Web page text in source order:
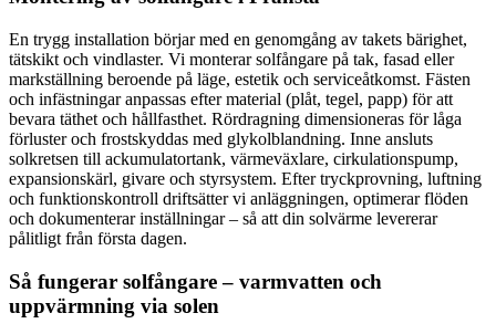
En trygg installation börjar med en genomgång av takets bärighet,
tätskikt och vindlaster. Vi monterar solfångare på tak, fasad eller
markställning beroende på läge, estetik och serviceåtkomst. Fästen
och infästningar anpassas efter material (plåt, tegel, papp) för att
bevara täthet och hållfasthet. Rördragning dimensioneras för låga
förluster och frostskyddas med glykolblandning. Inne ansluts
solkretsen till ackumulatortank, värmeväxlare, cirkulationspump,
expansionskärl, givare och styrsystem. Efter tryckprovning, luftning
och funktionskontroll driftsätter vi anläggningen, optimerar flöden
och dokumenterar inställningar – så att din solvärme levererar
pålitligt från första dagen.
Så fungerar solfångare – varmvatten och
uppvärmning via solen